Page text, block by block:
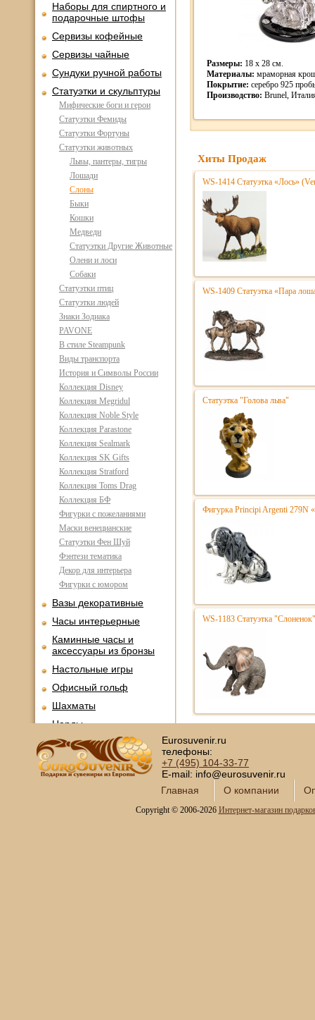
Наборы для спиртного и
подарочные штофы
Сервизы кофейные
Сервизы чайные
Сундуки ручной работы
Статуэтки и скульптуры
Мифические боги и герои
Статуэтки Фемиды
Статуэтки Фортуны
Статуэтки животных
Львы, пантеры, тигры
Лошади
Слоны
Быки
Кошки
Медведи
Статуэтки Другие Животные
Олени и лоси
Собаки
Статуэтки птиц
Статуэтки людей
Знаки Зодиака
PAVONE
В стиле Steampunk
Виды транспорта
История и Символы России
Коллекция Disney
Коллекция Megridul
Коллекция Noble Style
Коллекция Parastone
Коллекция Sealmark
Коллекция SK Gifts
Коллекция Stratford
Коллекция Toms Drag
Коллекция БФ
Фигурки с пожеланиями
Маски венецианские
Статуэтки Фен Шуй
Фэнтези тематика
Декор для интерьера
Фигурки с юмором
Вазы декоративные
Часы интерьерные
Каминные часы и
аксессуары из бронзы
Настольные игры
Офисный гольф
Шахматы
Нарды
Фарфоровые куклы
Из России с любовью
Подзорные трубы и
Колокола бронзовые
Размеры: 18 х 28 см.
Материалы: мраморная
Покрытие: серебро 925
Производство: Brunel,
Хиты Продаж
WS-1414 Статуэтка «Лось»
WS-1409 Статуэтка «Пара
Статуэтка "Голова льва"
Фигурка Principi Argenti 279N
WS-1183 Статуэтка
Eurosuvenir.ru
телефоны:
+7 (495) 104-33-77
E-mail: info@eurosuvenir.ru
Главная
О компании
Copyright © 2006-2026 Интернет-магазин